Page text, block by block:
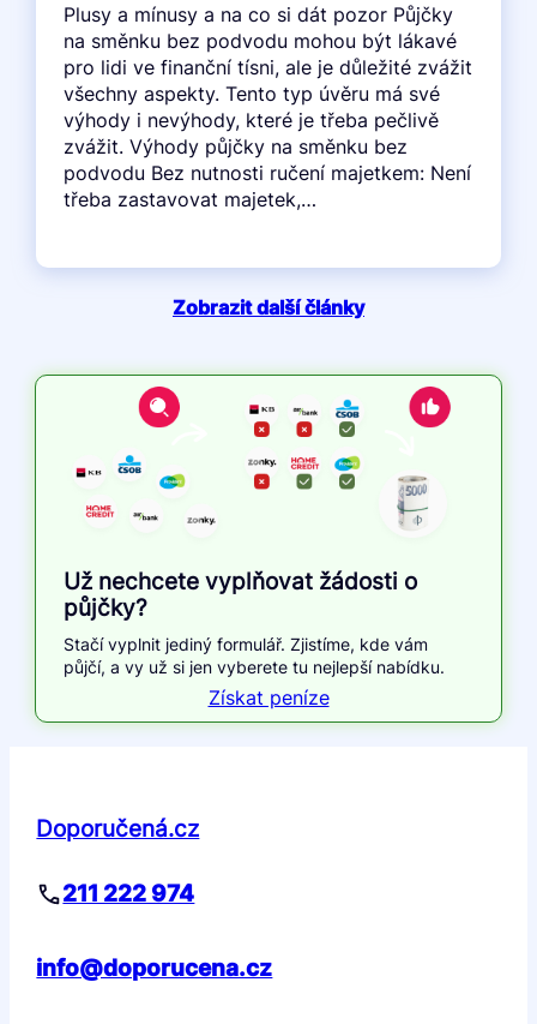
Plusy a mínusy a na co si dát pozor Půjčky
na směnku bez podvodu mohou být lákavé
pro lidi ve finanční tísni, ale je důležité zvážit
všechny aspekty. Tento typ úvěru má své
výhody i nevýhody, které je třeba pečlivě
zvážit. Výhody půjčky na směnku bez
podvodu Bez nutnosti ručení majetkem: Není
třeba zastavovat majetek,…
Zobrazit další články
Už nechcete vyplňovat žádosti o
půjčky?
Stačí vyplnit jediný formulář. Zjistíme, kde vám
půjčí, a vy už si jen vyberete tu nejlepší nabídku.
Získat peníze
Doporučená.cz
211 222 974
info@doporucena.cz